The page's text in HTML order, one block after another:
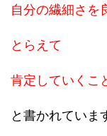
自分の繊細さを
とらえて
肯定していくこ
と書かれていま